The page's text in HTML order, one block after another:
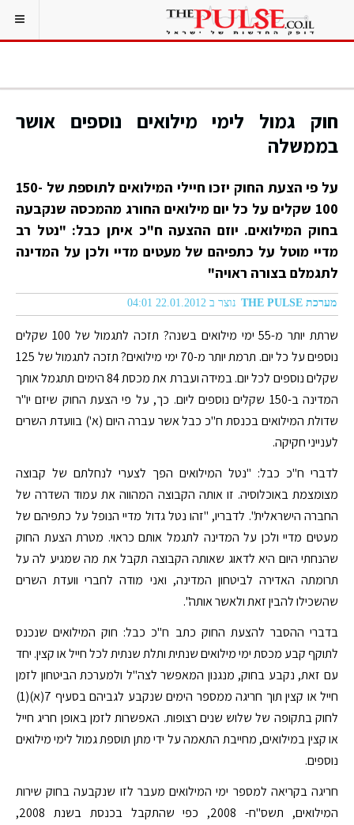
חוק גמול לימי מילואים נוספים אושר
בממשלה
על פי הצעת החוק יזכו חיילי המילואים לתוספת של 150-
100 שקלים על כל יום מילואים החורג מהמכסה שנקבעה
בחוק המילואים. יוזם ההצעה ח"כ איתן כבל: "נטל רב
מדיי מוטל על כתפיהם של מעטים מדיי ולכן על המדינה
לתגמלם בצורה ראויה"
מערכת THE PULSE נוצר ב 22.01.2012 04:01
שרתת יותר מ-55 ימי מילואים בשנה? תזכה לתגמול של 100 שקלים
נוספים על כל יום. תרמת יותר מ-70 ימי מילואים? תזכה לתגמול של 125
שקלים נוספים לכל יום. במידה ועברת את מכסת 84 הימים תתגמל אותך
המדינה ב-150 שקלים נוספים ליום. כך, על פי הצעת החוק שיזם יו"ר
שדולת המילואים בכנסת ח"כ כבל אשר עברה היום (א') בוועדת השרים
לענייני חקיקה.
לדברי ח"כ כבל: "נטל המילואים הפך לצערי לנחלתם של קבוצה
מצומצמת באוכלוסיה. זו אותה הקבוצה המהווה את עמוד השדרה של
החברה הישראלית". לדבריו, "זהו נטל גדול מדיי הנופל על כתפיהם של
מעטים מדיי ולכן על המדינה לתגמל אותם כראוי. מטרת הצעת החוק
שהנחתי היום היא לדאוג שאותה הקבוצה תקבל את מה שמגיע לה על
תרומתה האדירה לביטחון המדינה, ואני מודה לחברי וועדת השרים
שהשכילו להבין זאת ולאשר אותה".
בדברי ההסבר להצעת החוק כתב ח"כ כבל: חוק המילואים שנכנס
לתוקף קבע מכסת ימי מילואים שנתית ותלת שנתית לכל חייל או קצין. יחד
עם זאת, נקבע בחוק, מנגנון המאפשר לצה"ל ולמערכת הביטחון לזמן
חייל או קצין תוך חריגה ממספר הימים שנקבע לגביהם בסעיף 7(א)(1)
לחוק בתקופה של שלוש שנים רצופות. האפשרות לזמן באופן חריג חייל
או קצין במילואים, מחייבת התאמה על ידי מתן תוספת גמול לימי מילואים
נוספים.
חריגה בקריאה למספר ימי המילואים מעבר לזו שנקבעה בחוק שירות
המילואים, תשס"ח- 2008, כפי שהתקבל בכנסת בשנת 2008,